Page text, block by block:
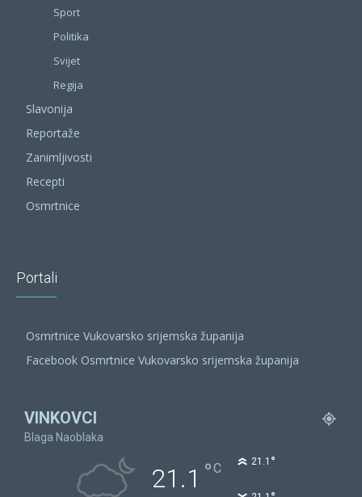
Sport
Politika
Svijet
Regija
Slavonija
Reportaže
Zanimljivosti
Recepti
Osmrtnice
Portali
Osmrtnice Vukovarsko srijemska županija
Facebook Osmrtnice Vukovarsko srijemska županija
VINKOVCI
Blaga Naoblaka
21.1 °C 21.1 °